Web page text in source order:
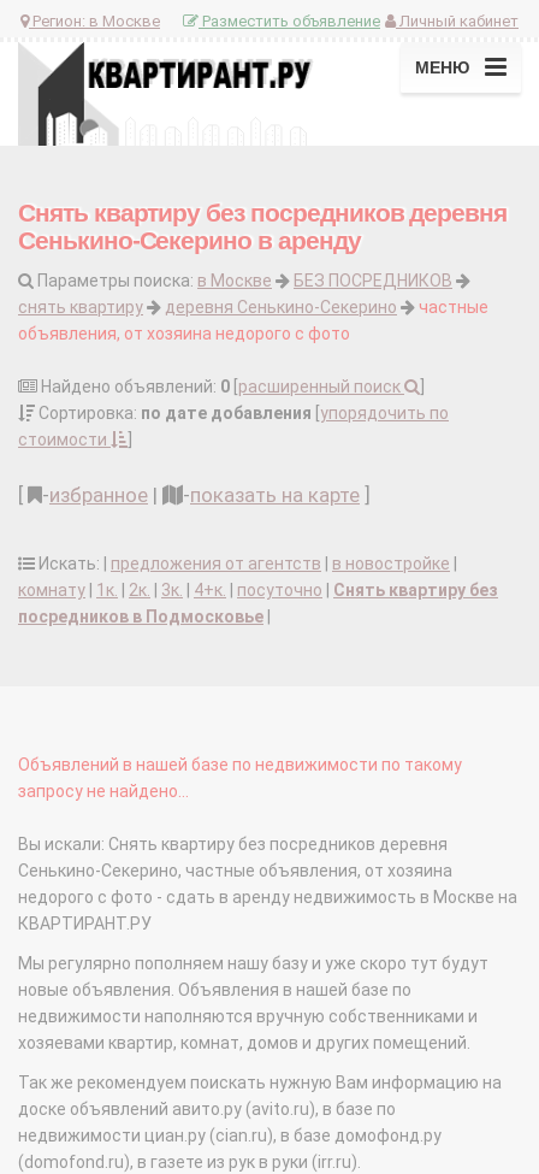
Регион: в Москве Личный кабинет
Разместить объявление
МЕНЮ
Снять квартиру без посредников деревня
Сенькино-Секерино в аренду
Параметры поиска: в Москве
БЕЗ ПОСРЕДНИКОВ
снять квартиру
деревня Сенькино-Секерино
частные
объявления, от хозяина недорого с фото
Найдено объявлений: 0 расширенный поиск
Сортировка: по дате добавления упорядочить по
стоимости
-избранное | -показать на карте
Искать: | предложения от агентств в новостройке
комнату
1к. 2к. 3к. 4+к. посуточно
Снять квартиру без
посредников в Подмосковье
Объявлений в нашей базе по недвижимости по такому
запросу не найдено...
Вы искали: Снять квартиру без посредников деревня
Сенькино-Секерино, частные объявления, от хозяина
недорого с фото - сдать в аренду недвижимость в Москве на
КВАРТИРАНТ.РУ
Мы регулярно пополняем нашу базу и уже скоро тут будут
новые объявления. Объявления в нашей базе по
недвижимости наполняются вручную собственниками и
хозяевами квартир, комнат, домов и других помещений.
Так же рекомендуем поискать нужную Вам информацию на
доске объявлений авито.ру (avito.ru), в базе по
недвижимости циан.ру (cian.ru), в базе домофонд.ру
(domofond.ru), в газете из рук в руки (irr.ru).